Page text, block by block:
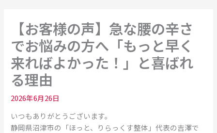
【お客様の声】急な腰の辛さ
でお悩みの方へ「もっと早く
来ればよかった！」と喜ばれ
る理由
2026年6月26日
いつもありがとうございます。
静岡県沼津市の「ほっと、りらっくす整体」代表の吉澤で